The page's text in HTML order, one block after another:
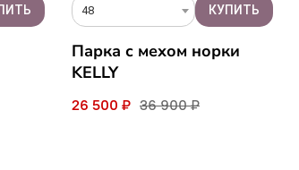
48
Парка с мехом норки
KELLY
26 500 ₽ 36 900 ₽